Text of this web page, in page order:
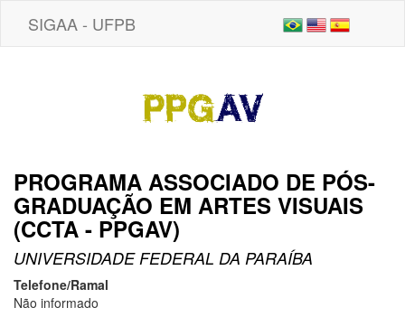
SIGAA - UFPB
PROGRAMA ASSOCIADO DE PÓS-
GRADUAÇÃO EM ARTES VISUAIS
(CCTA - PPGAV)
UNIVERSIDADE FEDERAL DA PARAÍBA
Telefone/Ramal
Não informado